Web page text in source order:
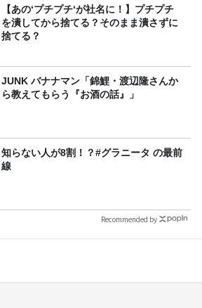
【あの‘プチプチ‘が社名に！】プチプチ
を潰してから捨てる？そのまま潰さずに
捨てる？
JUNK バナナマン「錦鯉・渡辺隆さんか
ら教えてもらう『お酒の話』」
知らない人が8割！？#グラニータ の最前
線
Recommended by